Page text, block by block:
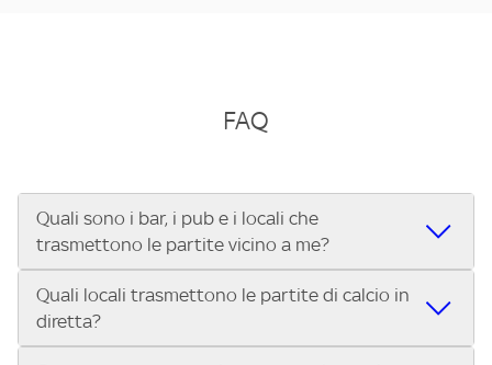
FAQ
Quali sono i bar, i pub e i locali che
trasmettono le partite vicino a me?
Se cerchi un bar, pub, ristorante o locale vicino a te per
vedere le partite di Serie A ENILIVE, la Serie C Sky Wifi, la
UEFA Champions League, la UEFA Europa League, la UEFA
Quali locali trasmettono le partite di calcio in
diretta?